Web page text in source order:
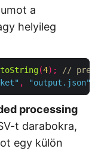
a
helyileg
toString(4);
//
, "output.json"
processing
t darabokra,
egy külön